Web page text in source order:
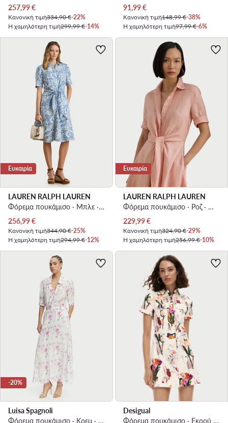
Τρέχουσα τιμή
257,99€
Κανονική τιμή334,90 €-22%
Η χαμηλότερη τιμή299,99 €-14%
Τρέχουσα τιμή
91,99€
Κανονική τιμή148,99 €-38%
Η χαμηλότερη τιμή97,99 €-6%
Ευκαιρία
LAUREN RALPH LAUREN
Φόρεμα πουκάμισο · Μπλε · Midi
Τρέχουσα τιμή
256,99€
Κανονική τιμή344,90 €-25%
Η χαμηλότερη τιμή294,99 €-12%
Ευκαιρία
LAUREN RALPH LAUREN
Φόρεμα πουκάμισο · Ροζ · Midi
Τρέχουσα τιμή
229,99€
Κανονική τιμή324,90 €-29%
Η χαμηλότερη τιμή256,99 €-10%
-20%
Luisa Spagnoli
Φόρεμα πουκάμισο · Κρεμ · Midi
Desigual
Φόρεμα πουκάμισο · Εκρού · Mini